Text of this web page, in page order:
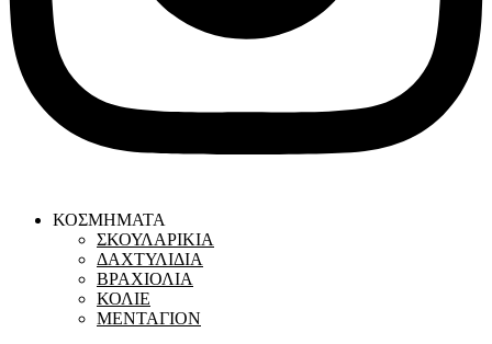
ΚΟΣΜΗΜΑΤΑ
ΣΚΟΥΛΑΡΙΚΙΑ
ΔΑΧΤΥΛΙΔΙΑ
ΒΡΑΧΙΟΛΙΑ
ΚΟΛΙΕ
ΜΕΝΤΑΓΙΟΝ